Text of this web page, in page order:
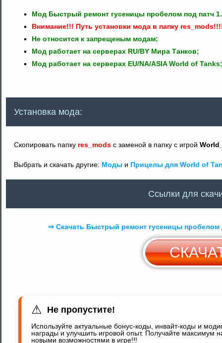
Mод Быстрый ремонт гусеницы пробелом под патч
Внимание!!! Путь установки мода в папку
Не относится к запрещеным модам;
Мод работает на серверах RU/BY Мира Танков;
Мод работает на серверах EU/NA/ASIA World of Tanks;
Установка мода:
Скопировать папку res_mods с заменой в папку с игрой
Выбрать и скачать другие: Моды и Прицелы для World of
Ccылки для
⇒ Скачать Быстрый ремонт гусеницы пробелом
⚠ Не пропустите!
Используйте актуальные бонус-коды, инвайт-коды и
награды и улучшить игровой опыт. Получайте максимум
новыми возможностями в игре!!!